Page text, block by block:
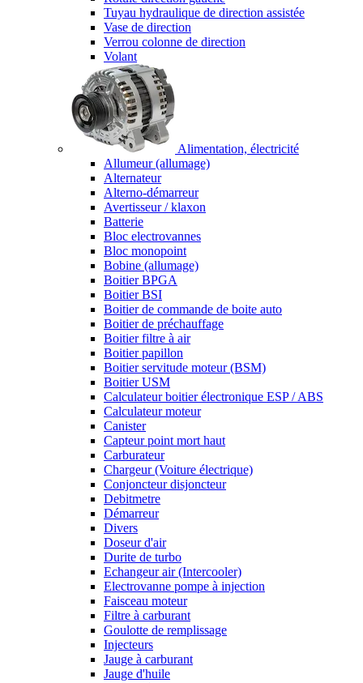
Tuyau hydraulique de direction assistée
Vase de direction
Verrou colonne de direction
Volant
Alimentation, électricité
Allumeur (allumage)
Alternateur
Alterno-démarreur
Avertisseur / klaxon
Batterie
Bloc electrovannes
Bloc monopoint
Bobine (allumage)
Boitier BPGA
Boitier BSI
Boitier de commande de boite auto
Boitier de préchauffage
Boitier filtre à air
Boitier papillon
Boitier servitude moteur (BSM)
Boitier USM
Calculateur boitier électronique ESP / ABS
Calculateur moteur
Canister
Capteur point mort haut
Carburateur
Chargeur (Voiture électrique)
Conjoncteur disjoncteur
Debitmetre
Démarreur
Divers
Doseur d'air
Durite de turbo
Echangeur air (Intercooler)
Electrovanne pompe à injection
Faisceau moteur
Filtre à carburant
Goulotte de remplissage
Injecteurs
Jauge à carburant
Jauge d'huile